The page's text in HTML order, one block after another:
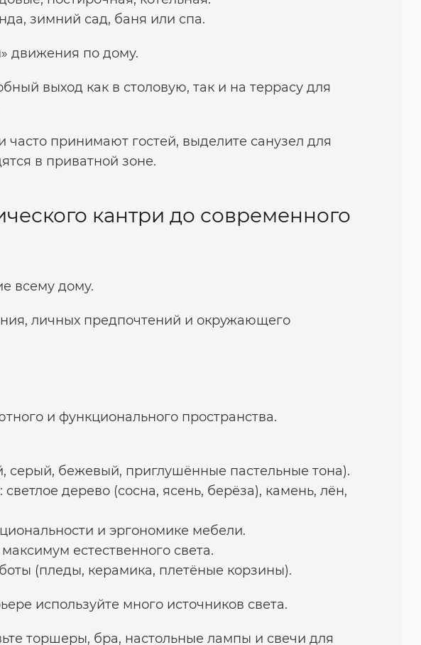
зимний сад, баня или спа.
движения по дому.
выход как в столовую, так и на террасу для
часто принимают гостей, выделите санузел для
в приватной зоне.
кантри до современного
всему дому.
личных предпочтений и окружающего
и функционального пространства.
серый, бежевый, приглушённые пастельные тона).
дерево (сосна, ясень, берёза), камень, лён,
и эргономике мебели.
естественного света.
(пледы, керамика, плетёные корзины).
используйте много источников света.
торшеры, бра, настольные лампы и свечи для